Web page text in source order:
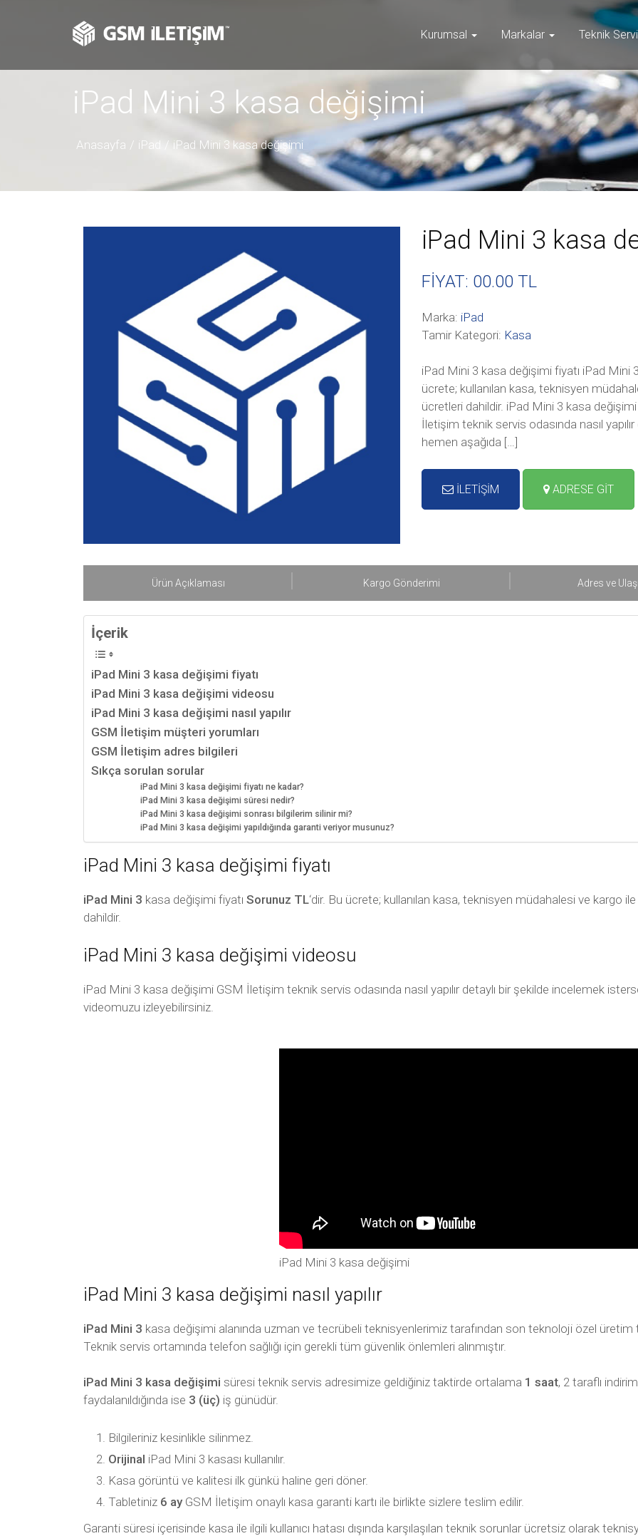
Kurumsal Markalar Teknik
iPad Mini 3 kasa değişimi
Anasayfa iPad iPad Mini 3 kasa değişimi
iPad Mini 3 kasa
FİYAT: 00.00 TL
Marka: iPad
Tamir Kategori: Kasa
iPad Mini 3 kasa değişimi fiyatı iPad Mini
ücrete; kullanılan kasa, teknisyen
ücretleri dahildir. iPad Mini 3 kasa
İletişim teknik servis odasında nasıl
hemen aşağıda […]
İLETİŞİM ADRESE GİT
Ürün Açıklaması Kargo Gönderimi Adres ve
İçerik
iPad Mini 3 kasa değişimi fiyatı
iPad Mini 3 kasa değişimi videosu
iPad Mini 3 kasa değişimi nasıl yapılır
GSM İletişim müşteri yorumları
GSM İletişim adres bilgileri
Sıkça sorulan sorular
iPad Mini 3 kasa değişimi fiyatı ne kadar?
iPad Mini 3 kasa değişimi süresi nedir?
iPad Mini 3 kasa değişimi sonrası bilgilerim silinir mi?
iPad Mini 3 kasa değişimi yapıldığında garanti veriyor musunuz?
iPad Mini 3 kasa değişimi fiyatı
iPad Mini 3 kasa değişimi fiyatı Sorunuz TL‘dir. Bu ücrete; kullanılan kasa, teknisyen müdahalesi ve kargo
dahildir.
iPad Mini 3 kasa değişimi videosu
iPad Mini 3 kasa değişimi GSM İletişim teknik servis odasında nasıl yapılır detaylı bir şekilde incelemek
videomuzu izleyebilirsiniz.
iPad Mini 3 kasa değişimi
iPad Mini 3 kasa değişimi nasıl yapılır
iPad Mini 3 kasa değişimi alanında uzman ve tecrübeli teknisyenlerimiz tarafından son teknoloji özel üretim
Teknik servis ortamında telefon sağlığı için gerekli tüm güvenlik önlemleri alınmıştır.
iPad Mini 3 kasa değişimi süresi teknik servis adresimize geldiğiniz taktirde ortalama 1 saat, 2 taraflı
faydalanıldığında ise 3 (üç) iş günüdür.
Bilgileriniz kesinlikle silinmez.
Orijinal iPad Mini 3 kasası kullanılır.
Kasa görüntü ve kalitesi ilk günkü haline geri döner.
Tabletiniz 6 ayGSM İletişim onaylı kasa garanti kartı ile birlikte sizlere teslim edilir.
Garanti süresi içerisinde kasa ile ilgili kullanıcı hatası dışında karşılaşılan teknik sorunlar ücretsiz olarak